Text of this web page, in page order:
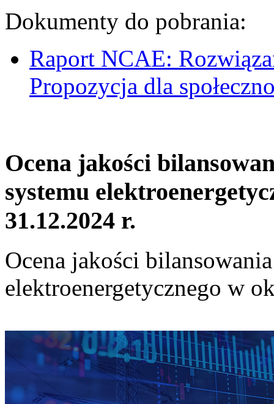
Dokumenty do pobrania:
Raport NCAE:
Propozycja dla
Ocena jakości
systemu
31.12.2024 r.
Ocena jakości
elektroenergetycznego w